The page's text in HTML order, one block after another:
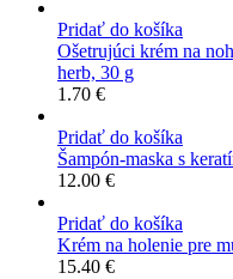
Pridať do košíka
Ošetrujúci krém na
herb, 30 g
1.70 €
Pridať do košíka
Šampón-maska ​​s
12.00 €
Pridať do košíka
Krém na holenie pre
15.40 €